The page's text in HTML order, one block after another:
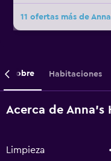
11 ofertas más de
Sobre Habitaciones
Acerca de Anna's
Limpieza